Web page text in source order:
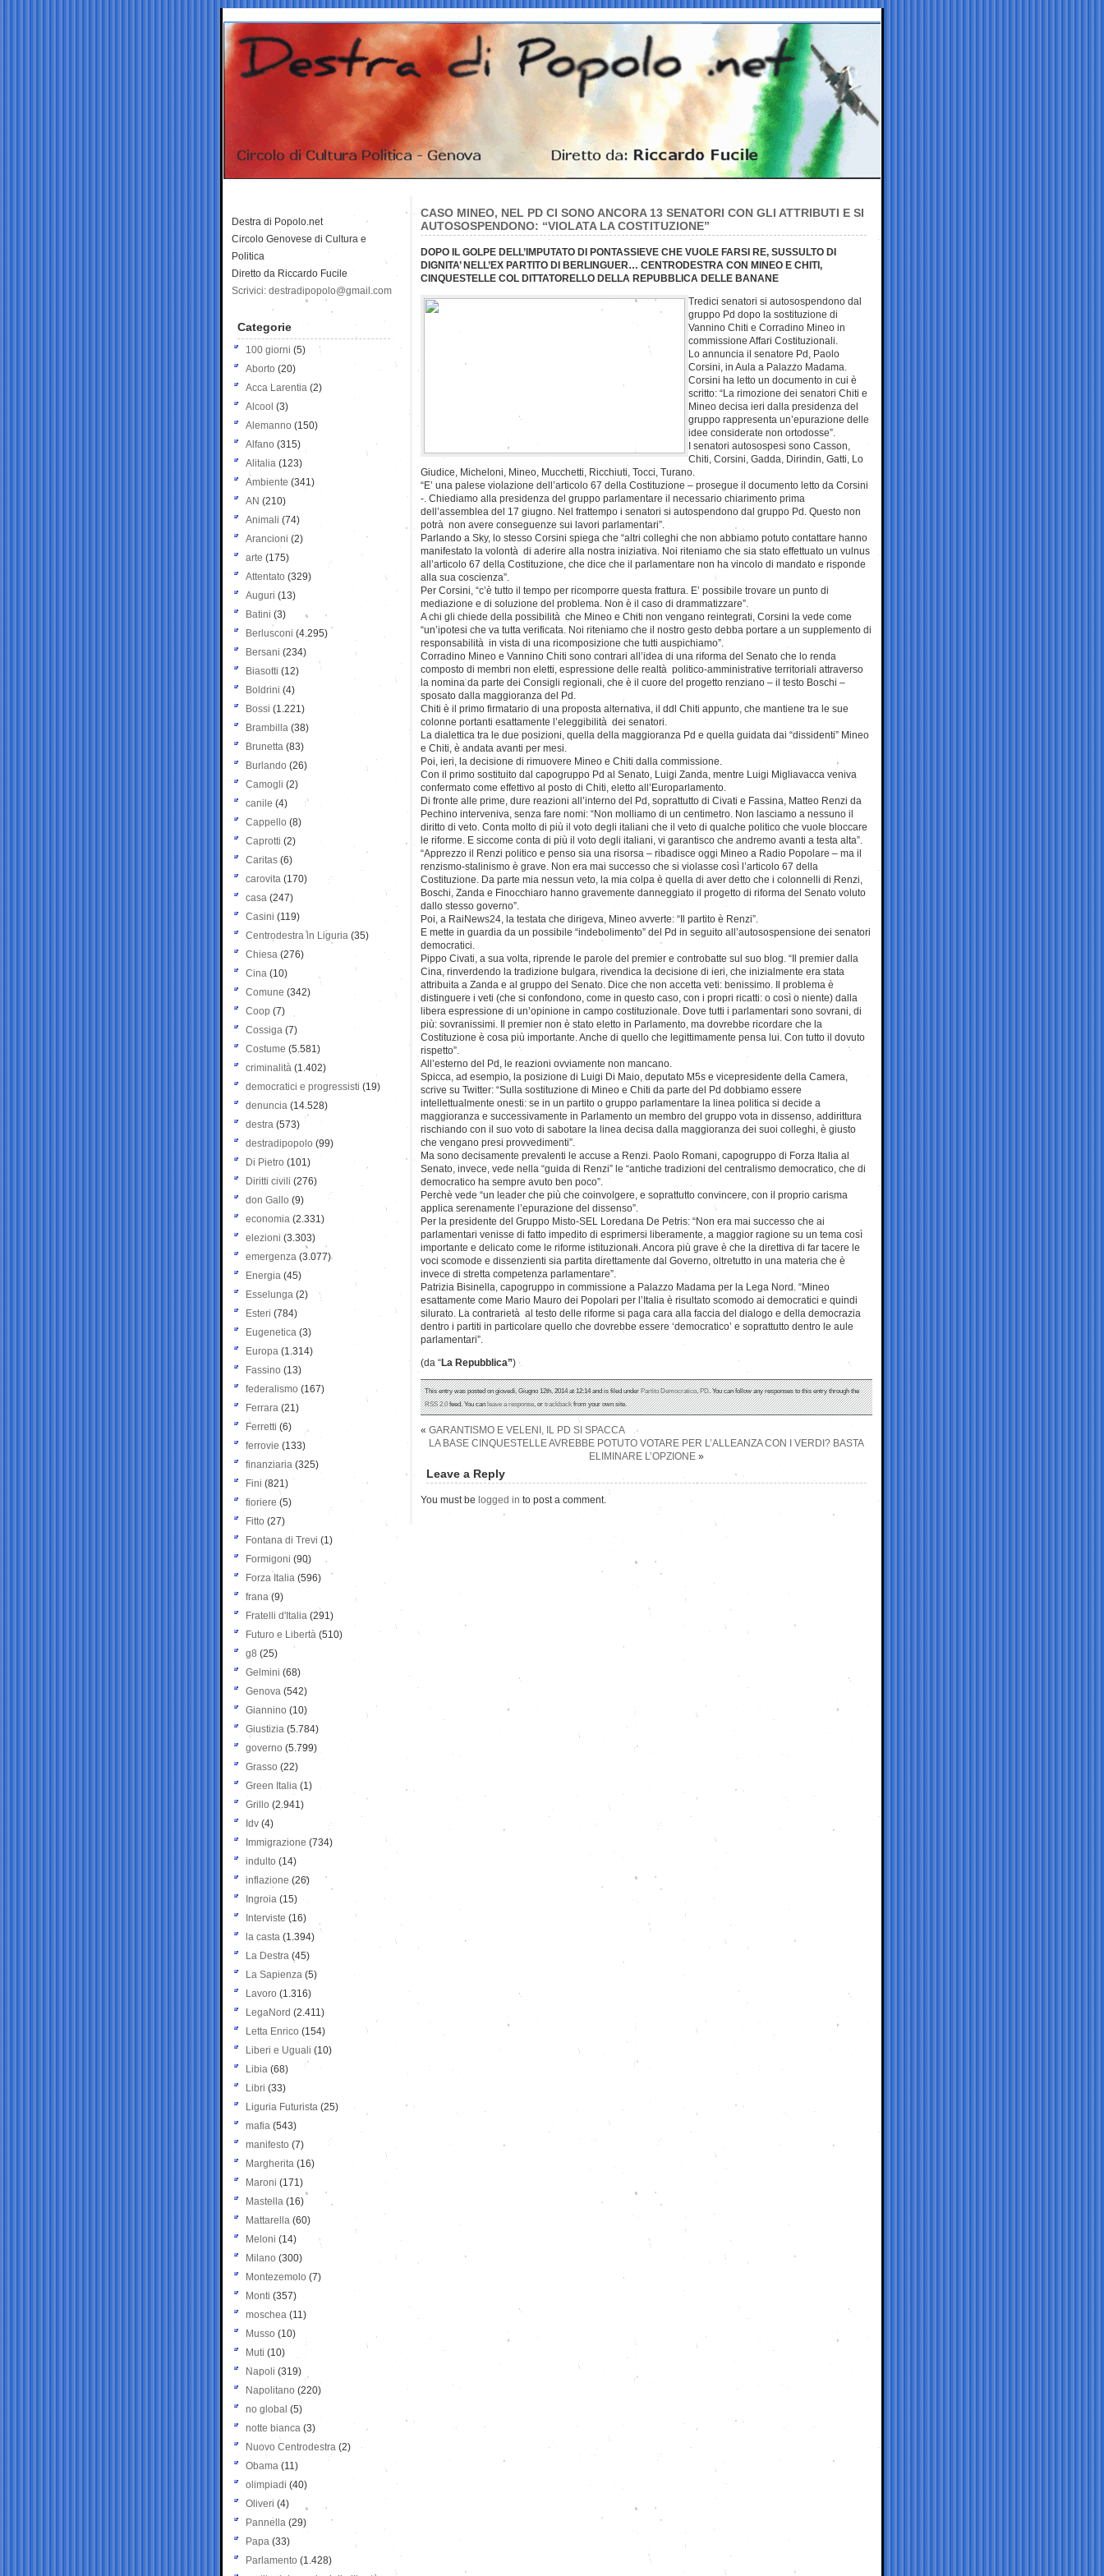
CASO MINEO, NEL PD CI SONO ANCORA 13 SENATORI CON GLI ATTRIBUTI E SI
AUTOSOSPENDONO: “VIOLATA LA COSTITUZIONE”
DOPO IL GOLPE DELL’IMPUTATO DI PONTASSIEVE CHE VUOLE FARSI RE, SUSSULTO DI
DIGNITA’ NELL’EX PARTITO DI BERLINGUER… CENTRODESTRA CON MINEO E CHITI,
CINQUESTELLE COL DITTATORELLO DELLA REPUBBLICA DELLE BANANE
Tredici senatori si autosospendono dal
gruppo Pd dopo la sostituzione di
Vannino Chiti e Corradino Mineo in
commissione Affari Costituzionali.
Lo annuncia il senatore Pd, Paolo
Corsini, in Aula a Palazzo Madama.
Corsini ha letto un documento in cui è
scritto: “La rimozione dei senatori Chiti e
Mineo decisa ieri dalla presidenza del
gruppo rappresenta un’epurazione delle
idee considerate non ortodosse”.
I senatori autosospesi sono Casson,
Chiti, Corsini, Gadda, Dirindin, Gatti, Lo
Giudice, Micheloni, Mineo, Mucchetti, Ricchiuti, Tocci, Turano.
“E’ una palese violazione dell’articolo 67 della Costituzione – prosegue il documento letto da Corsini
-. Chiediamo alla presidenza del gruppo parlamentare il necessario chiarimento prima
dell’assemblea del 17 giugno. Nel frattempo i senatori si autospendono dal gruppo Pd. Questo non
potrà non avere conseguenze sui lavori parlamentari”.
Parlando a Sky, lo stesso Corsini spiega che “altri colleghi che non abbiamo potuto contattare hanno
manifestato la volontà di aderire alla nostra iniziativa. Noi riteniamo che sia stato effettuato un vulnus
all’articolo 67 della Costituzione, che dice che il parlamentare non ha vincolo di mandato e risponde
alla sua coscienza”.
Per Corsini, “c’è tutto il tempo per ricomporre questa frattura. E’ possibile trovare un punto di
mediazione e di soluzione del problema. Non è il caso di drammatizzare”.
A chi gli chiede della possibilità che Mineo e Chiti non vengano reintegrati, Corsini la vede come
“un’ipotesi che va tutta verificata. Noi riteniamo che il nostro gesto debba portare a un supplemento di
responsabilità in vista di una ricomposizione che tutti auspichiamo”.
Corradino Mineo e Vannino Chiti sono contrari all’idea di una riforma del Senato che lo renda
composto di membri non eletti, espressione delle realtà politico-amministrative territoriali attraverso
la nomina da parte dei Consigli regionali, che è il cuore del progetto renziano – il testo Boschi –
sposato dalla maggioranza del Pd.
Chiti è il primo firmatario di una proposta alternativa, il ddl Chiti appunto, che mantiene tra le sue
colonne portanti esattamente l’eleggibilità dei senatori.
La dialettica tra le due posizioni, quella della maggioranza Pd e quella guidata dai “dissidenti” Mineo
e Chiti, è andata avanti per mesi.
Poi, ieri, la decisione di rimuovere Mineo e Chiti dalla commissione.
Con il primo sostituito dal capogruppo Pd al Senato, Luigi Zanda, mentre Luigi Migliavacca veniva
confermato come effettivo al posto di Chiti, eletto all’Europarlamento.
Di fronte alle prime, dure reazioni all’interno del Pd, soprattutto di Civati e Fassina, Matteo Renzi da
Pechino interveniva, senza fare nomi: “Non molliamo di un centimetro. Non lasciamo a nessuno il
diritto di veto. Conta molto di più il voto degli italiani che il veto di qualche politico che vuole bloccare
le riforme. E siccome conta di più il voto degli italiani, vi garantisco che andremo avanti a testa alta”.
“Apprezzo il Renzi politico e penso sia una risorsa – ribadisce oggi Mineo a Radio Popolare – ma il
renzismo-stalinismo è grave. Non era mai successo che si violasse così l’articolo 67 della
Costituzione. Da parte mia nessun veto, la mia colpa è quella di aver detto che i colonnelli di Renzi,
Boschi, Zanda e Finocchiaro hanno gravemente danneggiato il progetto di riforma del Senato voluto
dallo stesso governo”.
Poi, a RaiNews24, la testata che dirigeva, Mineo avverte: “Il partito è Renzi”.
E mette in guardia da un possibile “indebolimento” del Pd in seguito all’autosospensione dei senatori
democratici.
Pippo Civati, a sua volta, riprende le parole del premier e controbatte sul suo blog. “Il premier dalla
Cina, rinverdendo la tradizione bulgara, rivendica la decisione di ieri, che inizialmente era stata
attribuita a Zanda e al gruppo del Senato. Dice che non accetta veti: benissimo. Il problema è
distinguere i veti (che si confondono, come in questo caso, con i propri ricatti: o così o niente) dalla
libera espressione di un’opinione in campo costituzionale. Dove tutti i parlamentari sono sovrani, di
più: sovranissimi. Il premier non è stato eletto in Parlamento, ma dovrebbe ricordare che la
Costituzione è cosa più importante. Anche di quello che legittimamente pensa lui. Con tutto il dovuto
rispetto”.
All’esterno del Pd, le reazioni ovviamente non mancano.
Spicca, ad esempio, la posizione di Luigi Di Maio, deputato M5s e vicepresidente della Camera,
scrive su Twitter: “Sulla sostituzione di Mineo e Chiti da parte del Pd dobbiamo essere
intellettualmente onesti: se in un partito o gruppo parlamentare la linea politica si decide a
maggioranza e successivamente in Parlamento un membro del gruppo vota in dissenso, addirittura
rischiando con il suo voto di sabotare la linea decisa dalla maggioranza dei suoi colleghi, è giusto
che vengano presi provvedimenti”.
Ma sono decisamente prevalenti le accuse a Renzi. Paolo Romani, capogruppo di Forza Italia al
Senato, invece, vede nella “guida di Renzi” le “antiche tradizioni del centralismo democratico, che di
democratico ha sempre avuto ben poco”.
Perchè vede “un leader che più che coinvolgere, e soprattutto convincere, con il proprio carisma
applica serenamente l’epurazione del dissenso”.
Per la presidente del Gruppo Misto-SEL Loredana De Petris: “Non era mai successo che ai
parlamentari venisse di fatto impedito di esprimersi liberamente, a maggior ragione su un tema così
importante e delicato come le riforme istituzionali. Ancora più grave è che la direttiva di far tacere le
voci scomode e dissenzienti sia partita direttamente dal Governo, oltretutto in una materia che è
invece di stretta competenza parlamentare”.
Patrizia Bisinella, capogruppo in commissione a Palazzo Madama per la Lega Nord. “Mineo
esattamente come Mario Mauro dei Popolari per l’Italia è risultato scomodo ai democratici e quindi
silurato. La contrarietà al testo delle riforme si paga cara alla faccia del dialogo e della democrazia
dentro i partiti in particolare quello che dovrebbe essere ‘democratico’ e soprattutto dentro le aule
parlamentari”.
(da “La Repubblica”)
This entry was posted on giovedì, Giugno 12th, 2014 at 12:14 and is filed underPartito Democratico,PD. You can follow any responses to this entry through the
RSS 2.0feed. You canleave a response, ortrackbackfrom your own site.
« GARANTISMO E VELENI, IL PD SI SPACCA
LA BASE CINQUESTELLE AVREBBE POTUTO VOTARE PER L’ALLEANZA CON I VERDI? BASTA
ELIMINARE L’OPZIONE »
Leave a Reply
You must be logged in to post a comment.
Destra di Popolo.net
Circolo Genovese di Cultura e
Politica
Diretto da Riccardo Fucile
Scrivici: destradipopolo@gmail.com
Categorie
100 giorni (5)
Aborto (20)
Acca Larentia (2)
Alcool (3)
Alemanno (150)
Alfano (315)
Alitalia (123)
Ambiente (341)
AN (210)
Animali (74)
Arancioni (2)
arte (175)
Attentato (329)
Auguri (13)
Batini (3)
Berlusconi (4.295)
Bersani (234)
Biasotti (12)
Boldrini (4)
Bossi (1.221)
Brambilla (38)
Brunetta (83)
Burlando (26)
Camogli (2)
canile (4)
Cappello (8)
Caprotti (2)
Caritas (6)
carovita (170)
casa (247)
Casini (119)
Centrodestra in Liguria (35)
Chiesa (276)
Cina (10)
Comune (342)
Coop (7)
Cossiga (7)
Costume (5.581)
criminalità (1.402)
democratici e progressisti (19)
denuncia (14.528)
destra (573)
destradipopolo (99)
Di Pietro (101)
Diritti civili (276)
don Gallo (9)
economia (2.331)
elezioni (3.303)
emergenza (3.077)
Energia (45)
Esselunga (2)
Esteri (784)
Eugenetica (3)
Europa (1.314)
Fassino (13)
federalismo (167)
Ferrara (21)
Ferretti (6)
ferrovie (133)
finanziaria (325)
Fini (821)
fioriere (5)
Fitto (27)
Fontana di Trevi (1)
Formigoni (90)
Forza Italia (596)
frana (9)
Fratelli d'Italia (291)
Futuro e Libertà (510)
g8 (25)
Gelmini (68)
Genova (542)
Giannino (10)
Giustizia (5.784)
governo (5.799)
Grasso (22)
Green Italia (1)
Grillo (2.941)
Idv (4)
Immigrazione (734)
indulto (14)
inflazione (26)
Ingroia (15)
Interviste (16)
la casta (1.394)
La Destra (45)
La Sapienza (5)
Lavoro (1.316)
LegaNord (2.411)
Letta Enrico (154)
Liberi e Uguali (10)
Libia (68)
Libri (33)
Liguria Futurista (25)
mafia (543)
manifesto (7)
Margherita (16)
Maroni (171)
Mastella (16)
Mattarella (60)
Meloni (14)
Milano (300)
Montezemolo (7)
Monti (357)
moschea (11)
Musso (10)
Muti (10)
Napoli (319)
Napolitano (220)
no global (5)
notte bianca (3)
Nuovo Centrodestra (2)
Obama (11)
olimpiadi (40)
Oliveri (4)
Pannella (29)
Papa (33)
Parlamento (1.428)